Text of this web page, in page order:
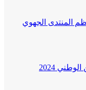
المنتدى الجهوي
2024